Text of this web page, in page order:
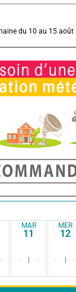
du 10 au 15 août
-
MAR
11
- -
MER
12
- -